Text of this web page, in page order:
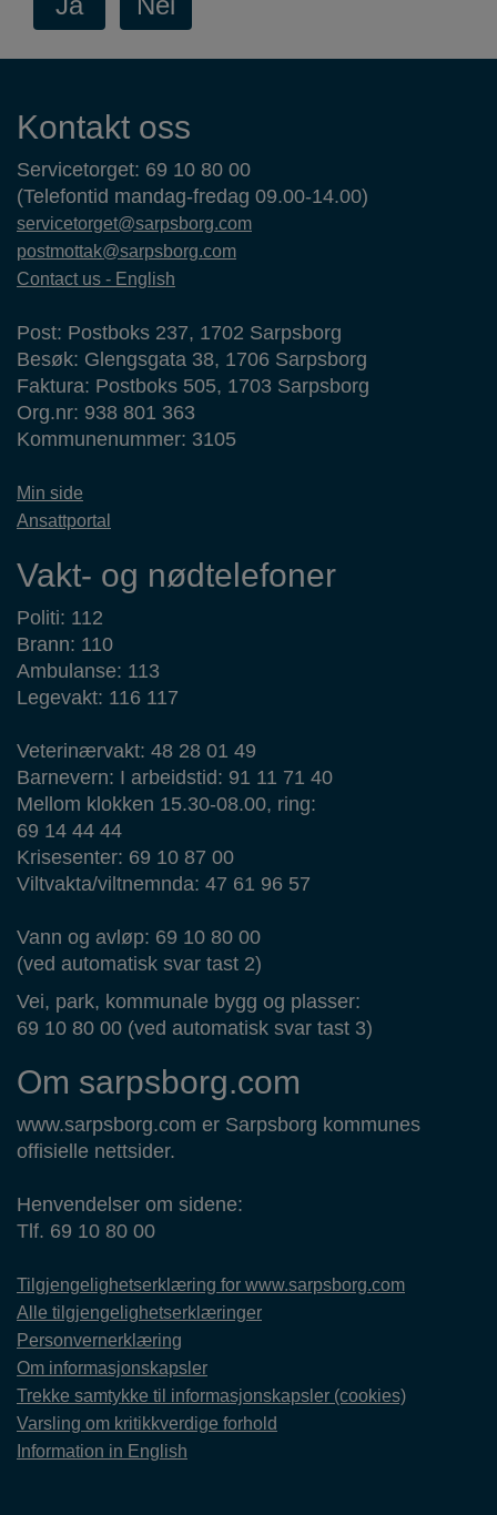
Kontaktinformasjon
Kontakt oss
Servicetorget: 69 10 80 00
(Telefontid mandag-fredag 09.00-14.00)
servicetorget@sarpsborg.com
postmottak@sarpsborg.com
Contact us - English
Post: Postboks 237, 1702 Sarpsborg
Besøk: Glengsgata 38, 1706 Sarpsborg
Faktura: Postboks 505, 1703 Sarpsborg
Org.nr: 938 801 363
Kommunenummer: 3105
Min side
Ansattportal
Vakt- og nødtelefoner
Politi: 112
Brann: 110
Ambulanse: 113
Legevakt: 116 117
Veterinærvakt: 48 28 01 49
Barnevern: I arbeidstid: 91 11 71 40
Mellom klokken 15.30-08.00, ring:
69 14 44 44
Krisesenter: 69 10 87 00
Viltvakta/viltnemnda: 47 61 96 57
Vann og avløp: 69 10 80 00
(ved automatisk svar tast 2)
Vei, park, kommunale bygg og plasser:
69 10 80 00 (ved automatisk svar tast 3)
Om sarpsborg.com
www.sarpsborg.com er Sarpsborg kommunes
offisielle nettsider.
Henvendelser om sidene:
Tlf. 69 10 80 00
Tilgjengelighetserklæring for www.sarpsborg.com
Alle tilgjengelighetserklæringer
Personvernerklæring
Om informasjonskapsler
Trekke samtykke til informasjonskapsler (cookies)
Varsling om kritikkverdige forhold
Information in English